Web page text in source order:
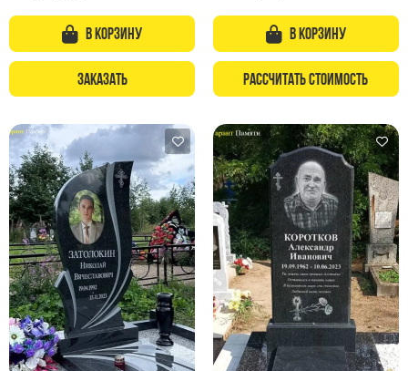
В корзину
Заказать
В корзину
Рассчитать стоимость